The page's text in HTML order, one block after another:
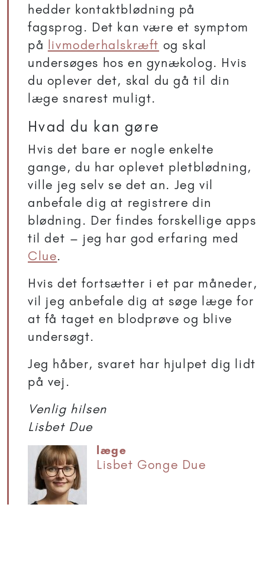
hedder kontaktblødning på
fagsprog. Det kan være et symptom
på
livmoderhalskræft og skal
undersøges hos en gynækolog. Hvis
du oplever det, skal du gå til din
læge snarest muligt.
Hvad du kan gøre
Hvis det bare er nogle enkelte
gange, du har oplevet pletblødning,
ville jeg selv se det an. Jeg vil
anbefale dig at registrere din
blødning. Der findes forskellige apps
til det – jeg har god erfaring med
Clue.
Hvis det fortsætter i et par måneder,
vil jeg anbefale dig at søge læge for
at få taget en blodprøve og blive
undersøgt.
Jeg håber, svaret har hjulpet dig lidt
på vej.
Venlig hilsen
Lisbet Due
læge
Lisbet Gonge Due